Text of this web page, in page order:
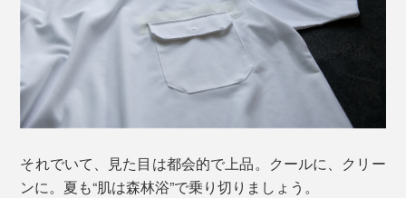
それでいて、見た目は都会的で上品。クールに、クリー
ンに。夏も“肌は森林浴”で乗り切りましょう。